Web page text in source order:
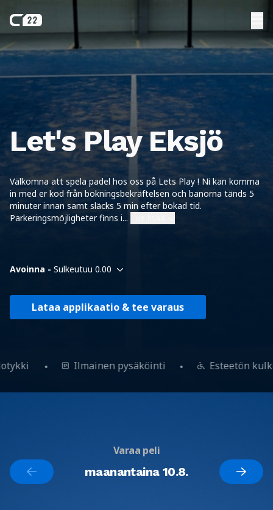
Let's Play Eksjö
Välkomna att spela padel hos oss på Lets Play ! Ni kan komma
in med er kod från bokningsbekräftelsen och banorna tänds 5
minuter innan samt släcks 5 min efter bokad tid.
Parkeringsmöjligheter finns i...
Avoinna - Sulkeutuu 0.00
Lataa applikaatio & tee varaus
Ilmainen pysäköinti Esteetön
Varaa peli
maanantaina 10.8.